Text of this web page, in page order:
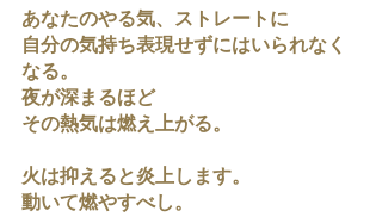
あなたのやる気、ストレートに
自分の気持ち表現せずにはいられなく
なる。
夜が深まるほど
その熱気は燃え上がる。
火は抑えると炎上します。
動いて燃やすべし。